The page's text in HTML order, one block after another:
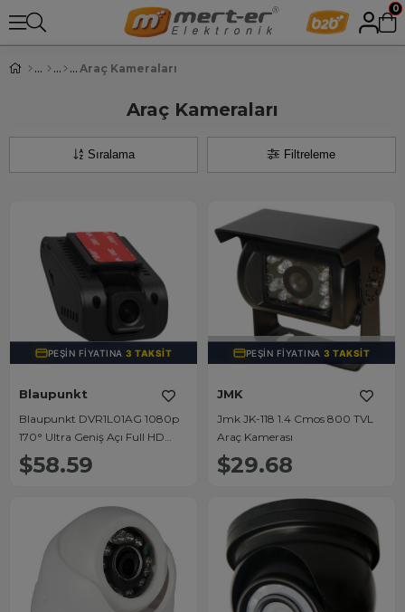
0
Araç Kameraları
Araç Kameraları
Filtreleme
Sıralama
PEŞIN FIYATINA3 TAKSIT
Blaupunkt
Blaupunkt DVR1L01AG 1080p
170° Ultra Geniş Açı Full HD
Araç İçi Kamera DVR 4G
Uzaktan İzleme
$58.59
TÜKENDI
PEŞIN FIYATINA3 TAKSIT
JMK
Jmk JK-118 1.4 Cmos 800 TVL
Araç Kamerası
$29.68